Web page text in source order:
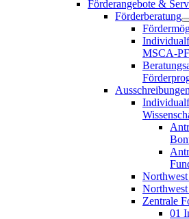
Förderangebote &
Förderberatung
MSCA-PF
Ausschreibungen
Zentrale
01